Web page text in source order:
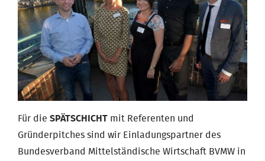
Für die SPÄTSCHICHT mit Referenten und
Gründerpitches sind wir Einladungspartner des
Bundesverband Mittelständische Wirtschaft BVMW in